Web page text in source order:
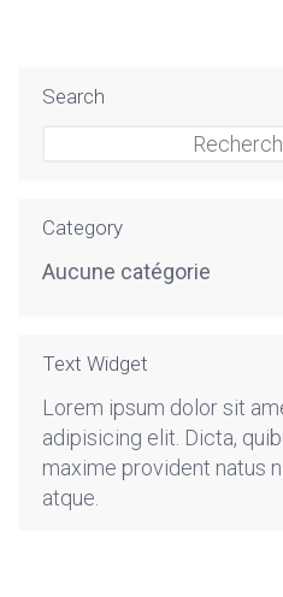
Search
Category
Aucune catégorie
Text Widget
Lorem ipsum dolor sit
adipisicing elit. Dicta,
maxime provident natus
atque.